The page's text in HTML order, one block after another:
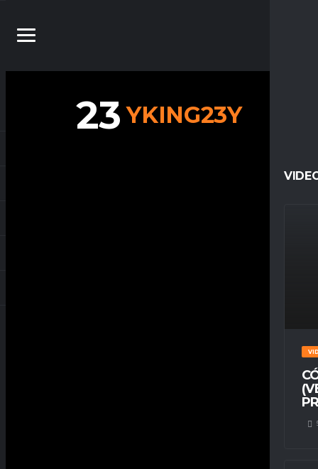
23 YKING23Y